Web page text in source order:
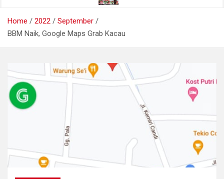
Home 2022
September
BBM Naik, Google Maps Grab Kacau